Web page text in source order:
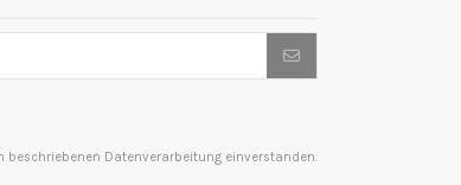
Datenverarbeitung einverstanden.